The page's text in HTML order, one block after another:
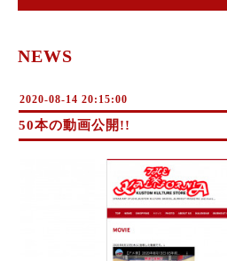
NEWS
2020-08-14 20:15:00
50本の動画公開!!